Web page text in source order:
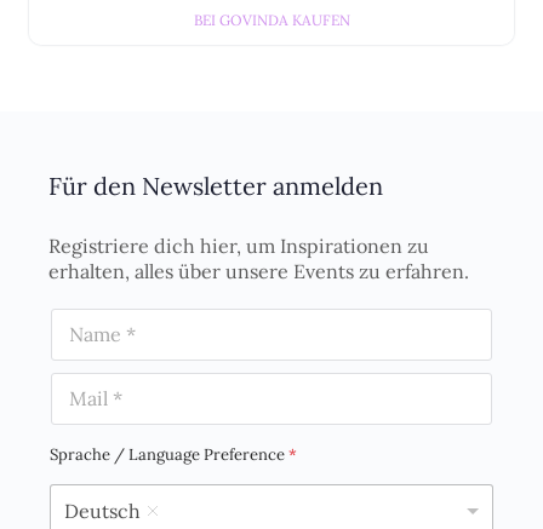
BEI GOVINDA KAUFEN
Für den Newsletter anmelden
Registriere dich hier, um Inspirationen zu
erhalten, alles über unsere Events zu erfahren.
m
a
iSprache / Language Preference*
Deutsch